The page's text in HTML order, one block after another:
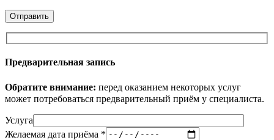
Предварительная запись
Обратите внимание: перед оказанием некоторых услуг
может потребоваться предварительный приём у специалиста.
Услуга
Желаемая дата приёма *